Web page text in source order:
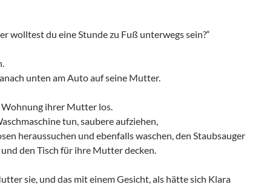
wolltest du eine Stunde zu Fuß unterwegs sein?“
unten am Auto auf seine Mutter.
Wohnung ihrer Mutter los.
tun, saubere aufziehen,
heraussuchen und ebenfalls waschen, den Staubsauger
den Tisch für ihre Mutter decken.
sie, und das mit einem Gesicht, als hätte sich Klara